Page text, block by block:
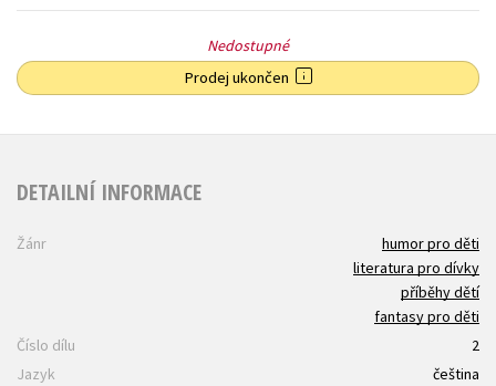
Nedostupné
Prodej ukončen
DETAILNÍ INFORMACE
Žánr
humor pro děti
literatura pro dívky
příběhy dětí
fantasy pro děti
Číslo dílu
2
Jazyk
čeština